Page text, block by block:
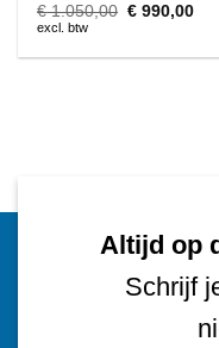
€1.050,00
€ 1.050,00.
€ 990,00
€
excl. btw
Altijd op
Schrijf